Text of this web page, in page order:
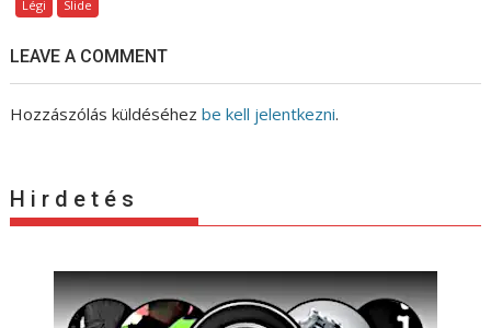
Légi Slide
LEAVE A COMMENT
Hozzászólás küldéséhezbe kell jelentkezni.
H i r d e t é s